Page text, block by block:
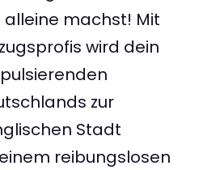
alleine machst! Mit
wird dein
zur
Stadt
reibungslosen